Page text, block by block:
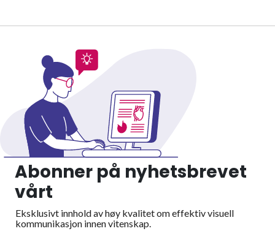
Abonner på nyhetsbrevet
vårt
Eksklusivt innhold av høy kvalitet om effektiv visuell
kommunikasjon innen vitenskap.